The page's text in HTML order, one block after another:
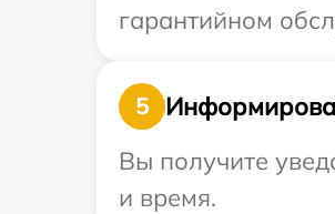
гарантийном
5
Вы получите
и время.